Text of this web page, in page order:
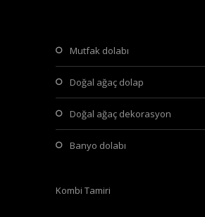
mutfak dolabı
doğal ağaç dolap
doğal ağaç dekorasyon
banyo dolabı
Kombi Tamiri